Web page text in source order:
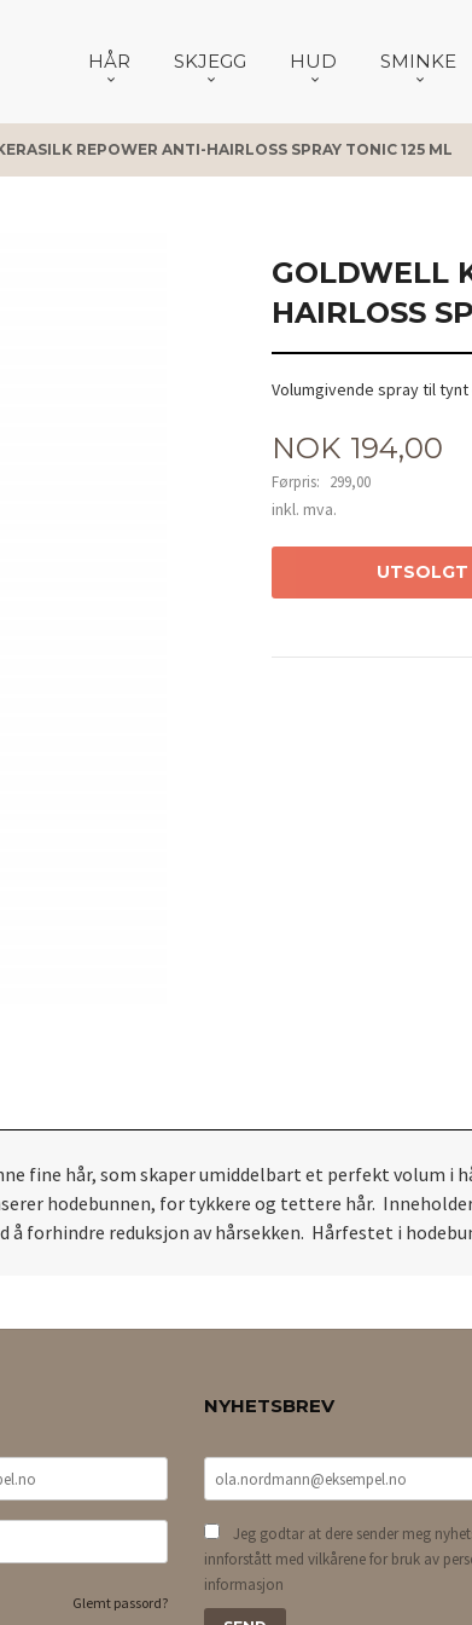
HÅR SKJEGG HUD SMINKE
REPOWER ANTI-HAIRLOSS SPRAY TONIC 125 ML
GOLDWELL
HAIRLOSS
Volumgivende spray til
Tilbud
NOK 194,00
Førpris: 299,00
Rabatt
inkl. mva.
UTSOLGT
fine hår, som skaper umiddelbart et perfekt volum i
hodebunnen, for tykkere og tettere hår.
forhindre reduksjon av hårsekken. Hårfestet i
Glemt passord?
NYHETSBREV
Jeg godtar at dere sender meg
innforstått med vilkårene for bruk av
informasjon